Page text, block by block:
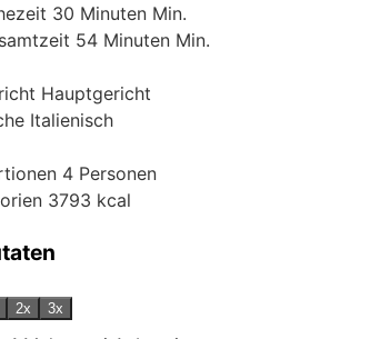
30 Minuten Min.
54 Minuten Min.
Hauptgericht
Italienisch
4 Personen
3793 kcal
2x 3x